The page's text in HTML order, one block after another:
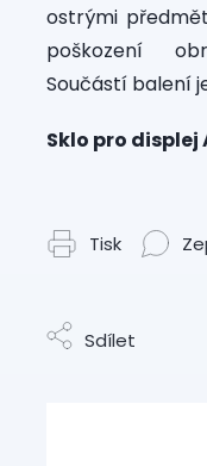
ostrými
poškození
Součástí balení
Sklo pro displej
Tisk
Sdílet